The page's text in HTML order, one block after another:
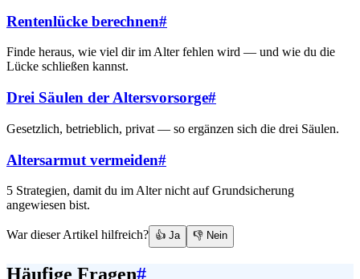
Rentenlücke berechnen#
Finde heraus, wie viel dir im Alter fehlen wird — und wie du die
Lücke schließen kannst.
Drei Säulen der Altersvorsorge#
Gesetzlich, betrieblich, privat — so ergänzen sich die drei Säulen.
Altersarmut vermeiden#
5 Strategien, damit du im Alter nicht auf Grundsicherung
angewiesen bist.
War dieser Artikel hilfreich? 👍 Ja 👎 Nein
Häufige Fragen#